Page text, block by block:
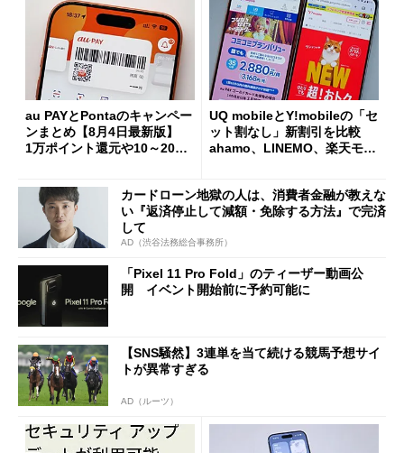
au PAYとPontaのキャンペー
ンまとめ【8月4日最新版】
1万ポイント還元や10～20％
UQ mobileとY!mobileの「セ
ット割なし」新割引を比較
ahamo、LINEMO、楽天モバ
カードローン地獄の人は、消費者金融が教えな
い『返済停止して減額・免除する方法』で完済
して
AD（渋谷法務総合事務所）
「Pixel 11 Pro Fold」のティーザー動画公
開 イベント開始前に予約可能に
【SNS騒然】3連単を当て続ける競馬予想サイ
トが異常すぎる
AD（ルーツ）